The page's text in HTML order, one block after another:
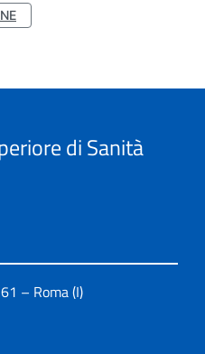
di Sanità
– Roma (I)